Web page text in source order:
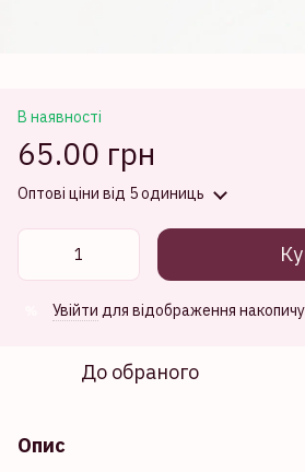
В наявності
65.00 грн
Оптові ціни від 5 одиниць
Увійти для відображення
До обраного
Опис